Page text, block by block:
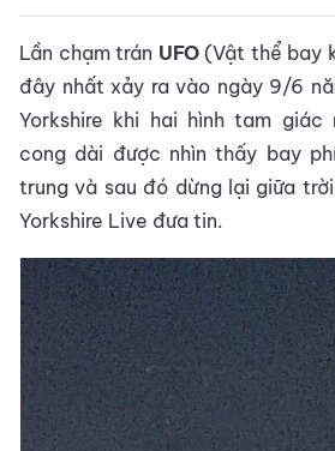
Lần chạm trán UFO(Vật thể bay
đây nhất xảy ra vào ngày 9/6
Yorkshire khi hai hình tam giác
cong dài được nhìn thấy bay
trung và sau đó dừng lại giữa
Yorkshire Live đưa tin.